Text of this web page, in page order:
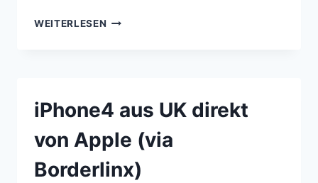
WEITERLESEN WAS
WIRKLICH?
iPhone4 aus UK direkt
von Apple (via
Borderlinx)